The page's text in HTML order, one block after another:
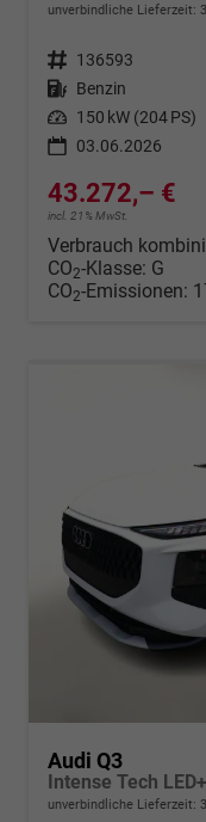
unverbindliche Lieferzeit:
Fahrzeugnr. 136593
Kraftstoff Benzin
Leistung 150 kW (204 PS)
03.06.2026
43.272,– €
incl. 21% MwSt.
Verbrauch
CO2-Klasse: G
CO2-Emissionen:
Audi Q3
unverbindliche Lieferzeit: